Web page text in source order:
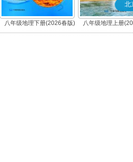
八年级地理下册(2026春版)
北
八年级地理上册
(北京版)